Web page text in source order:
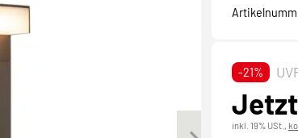
-21%
inkl. 19% USt.,